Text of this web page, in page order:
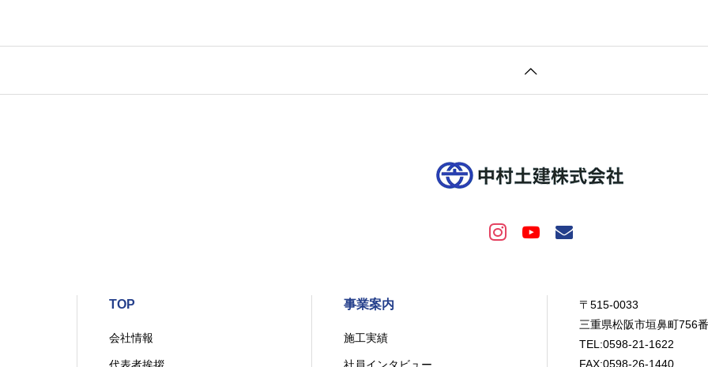
TOP
会社情報
事業案内
施工実績
〒515-0033
三重県松阪市垣鼻町756
TEL:0598-21-1622
FAX:0598-26-1440